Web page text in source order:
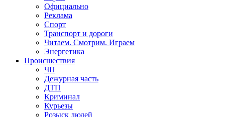
Официально
Реклама
Спорт
Транспорт и дороги
Читаем. Смотрим. Играем
Энергетика
Происшествия
ЧП
Дежурная часть
ДТП
Криминал
Курьезы
Розыск людей